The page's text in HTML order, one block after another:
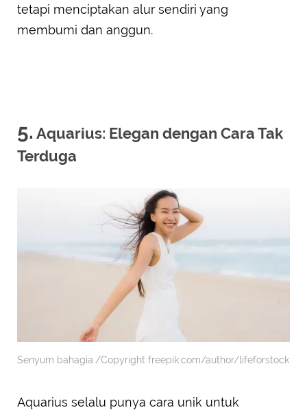
tetapi menciptakan alur sendiri yang
membumi dan anggun.
5. Aquarius: Elegan dengan Cara Tak
Terduga
Senyum bahagia./Copyright freepik.com/author/lifeforstock
Aquarius selalu punya cara unik untuk